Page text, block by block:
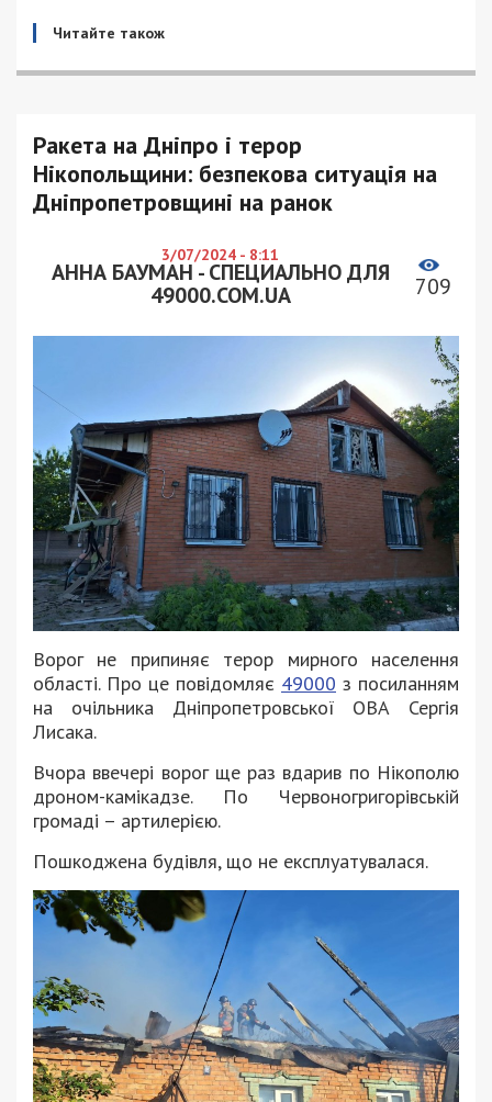
Читайте також
Ракета на Дніпро і терор
Нікопольщини: безпекова ситуація на
Дніпропетровщині на ранок
3/07/2024 - 8:11
АННА БАУМАН - СПЕЦИАЛЬНО ДЛЯ
49000.COM.UA
709
Ворог не припиняє терор мирного населення
області. Про це повідомляє 49000 з посиланням
на очільника Дніпропетровської ОВА Сергія
Лисака.
Вчора ввечері ворог ще раз вдарив по Нікополю
дроном-камікадзе. По Червоногригорівській
громаді – артилерією.
Пошкоджена будівля, що не експлуатувалася.